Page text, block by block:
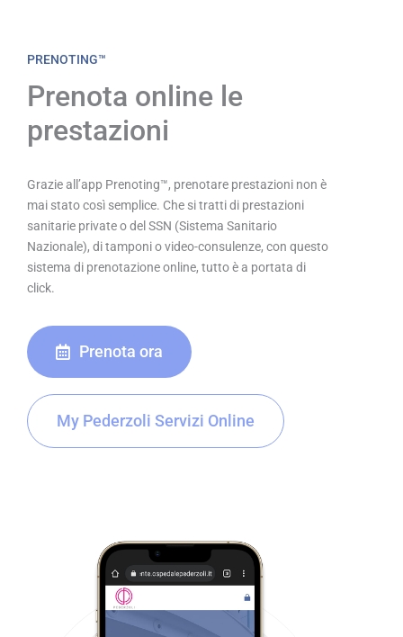
PRENOTING™
Prenota online le
prestazioni
Grazie all’app Prenoting™, prenotare prestazioni non è
mai stato così semplice. Che si tratti di prestazioni
sanitarie private o del SSN (Sistema Sanitario
Nazionale), di tamponi o video-consulenze, con questo
sistema di prenotazione online, tutto è a portata di
click.
Prenota ora
My Pederzoli Servizi Online